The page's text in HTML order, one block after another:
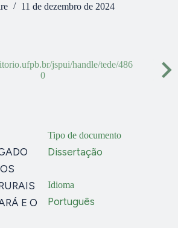
11 de dezembro de 2024
jspui/handle/tede/486
0
E O
Tipo de documento
Dissertação
Idioma
Português